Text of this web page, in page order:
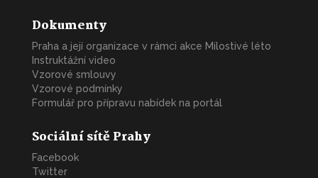
Dokumenty
Praha a její organizace v rámci akce Milostivé léto
Instruktážní video
Vzorové smlouvy
Vzorové podmínky
Formulář pro přípravu nabídek na portál
Sociální sítě Prahy
Facebook
Twitter